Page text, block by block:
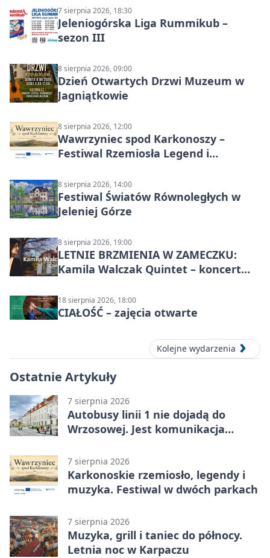
7 sierpnia 2026, 18:30
Jeleniogórska Liga Rummikub –
sezon III
8 sierpnia 2026, 09:00
Dzień Otwartych Drzwi Muzeum w
Jagniątkowie
8 sierpnia 2026, 12:00
Wawrzyniec spod Karkonoszy –
Festiwal Rzemiosła Legend i
8 sierpnia 2026, 14:00
Festiwal Światów Równoległych w
Jeleniej Górze
8 sierpnia 2026, 19:00
LETNIE BRZMIENIA W ZAMECZKU:
Kamila Walczak Quintet – koncert
18 sierpnia 2026, 18:00
CIAŁOŚĆ – zajęcia otwarte
Kolejne wydarzenia
Ostatnie Artykuły
7 sierpnia 2026
Autobusy linii 1 nie dojadą do
Wrzosowej. Jest komunikacja
7 sierpnia 2026
Karkonoskie rzemiosło, legendy i
muzyka. Festiwal w dwóch parkach
7 sierpnia 2026
Muzyka, grill i taniec do północy.
Letnia noc w Karpaczu